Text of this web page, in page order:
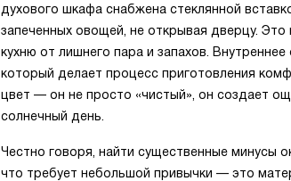
духового шкафа снабжена стеклянной
запеченных овощей, не открывая дверцу.
кухню от лишнего пара и запахов.
который делает процесс приготовления
цвет — он не просто «чистый», он создает
солнечный день.
Честно говоря, найти существенные минусы
что требует небольшой привычки — это